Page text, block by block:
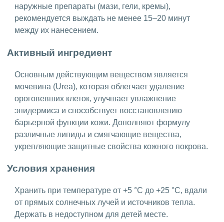
наружные препараты (мази, гели, кремы),
рекомендуется выждать не менее 15–20 минут
между их нанесением.
Активный ингредиент
Основным действующим веществом является
мочевина (Urea), которая облегчает удаление
ороговевших клеток, улучшает увлажнение
эпидермиса и способствует восстановлению
барьерной функции кожи. Дополняют формулу
различные липиды и смягчающие вещества,
укрепляющие защитные свойства кожного покрова.
Условия хранения
Хранить при температуре от +5 °C до +25 °C, вдали
от прямых солнечных лучей и источников тепла.
Держать в недоступном для детей месте.